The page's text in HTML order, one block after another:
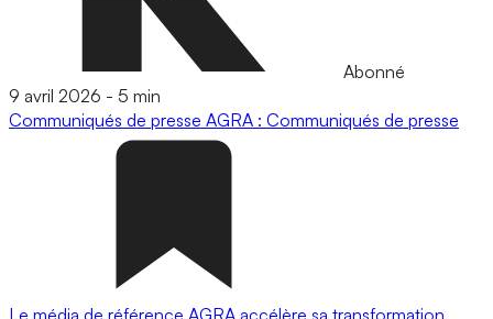
Abonné
9 avril 2026 - 5 min
Communiqués de presse AGRA : Communiqués de presse
Le média de référence AGRA accélère sa transformation